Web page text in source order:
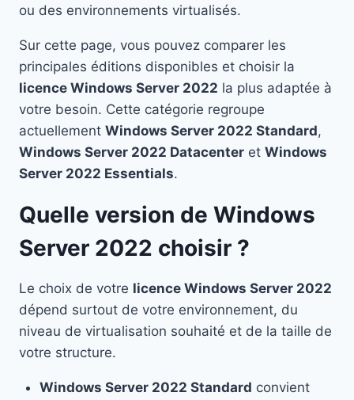
ou des environnements virtualisés.
Sur cette page, vous pouvez comparer les
principales éditions disponibles et choisir la
licence Windows Server 2022 la plus adaptée à
votre besoin. Cette catégorie regroupe
actuellement Windows Server 2022 Standard,
Windows Server 2022 Datacenter et Windows
Server 2022 Essentials.
Quelle version de Windows
Server 2022 choisir ?
Le choix de votre licence Windows Server 2022
dépend surtout de votre environnement, du
niveau de virtualisation souhaité et de la taille de
votre structure.
Windows Server 2022 Standard convient